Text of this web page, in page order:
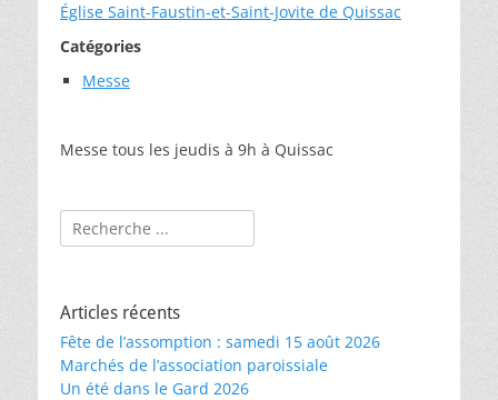
Église Saint-Faustin-et-Saint-Jovite de Quissac
Catégories
Messe
Messe tous les jeudis à 9h à Quissac
Rechercher :
Articles récents
Fête de l’assomption : samedi 15 août 2026
Marchés de l’association paroissiale
Un été dans le Gard 2026